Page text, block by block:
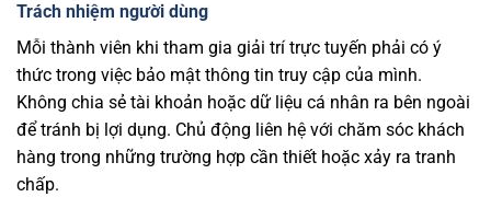
Trách nhiệm người dùng
Mỗi thành viên khi tham gia giải trí trực tuyến phải có ý
thức trong việc bảo mật thông tin truy cập của mình.
Không chia sẻ tài khoản hoặc dữ liệu cá nhân ra bên ngoài
để tránh bị lợi dụng. Chủ động liên hệ với chăm sóc khách
hàng trong những trường hợp cần thiết hoặc xảy ra tranh
chấp.